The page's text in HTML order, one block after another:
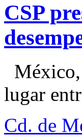
CSP
lugar
Cd. de